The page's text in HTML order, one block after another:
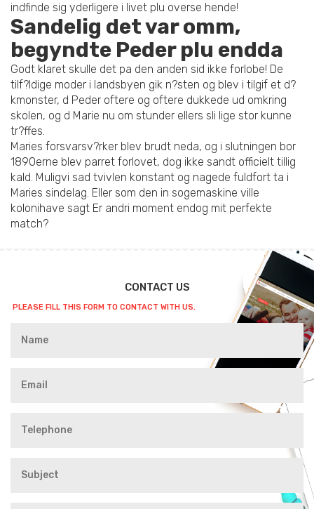
indfinde sig yderligere i livet plu overse hende!
Sandelig det var omm,
begyndte Peder plu endda
Godt klaret skulle det pa den anden sid ikke forlobe! De
tilf?ldige moder i landsbyen gik n?sten og blev i tilgif et d?
kmonster, d Peder oftere og oftere dukkede ud omkring
skolen, og d Marie nu om stunder ellers sli lige stor kunne
tr?ffes.
Maries forsvarsv?rker blev brudt neda, og i slutningen bor
1890erne blev parret forlovet, dog ikke sandt officielt tillig
kald. Muligvi sad tvivlen konstant og nagede fuldfort ta i
Maries sindelag. Eller som den in sogemaskine ville
kolonihave sagt Er andri moment endog mit perfekte
match?
CONTACT US
PLEASE FILL THIS FORM TO CONTACT WITH US.